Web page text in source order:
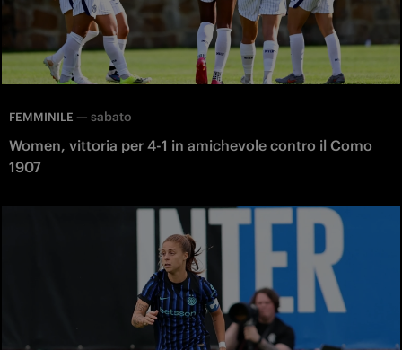
FEMMINILE — sabato
Women, vittoria per 4-1 in amichevole contro il Como
1907